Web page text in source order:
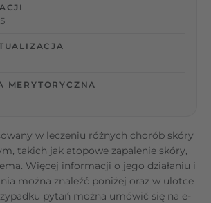
MERYTORYCZNA
w leczeniu różnych chorób skóry
takich jak atopowe zapalenie skóry,
Więcej informacji o jego działaniu i
można znaleźć poniżej oraz w ulotce
pytań można umówić się na e-